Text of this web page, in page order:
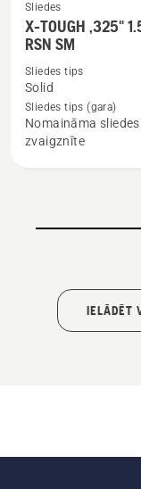
Skatīt
vairāk
par
TOUGH
,325"
Sliedes
X-TOUGH ,325"
RSN SM
Sliedes tips
Solid
Sliedes tips (gara)
Nomaināma
zvaigznīte
IELĀDĒT